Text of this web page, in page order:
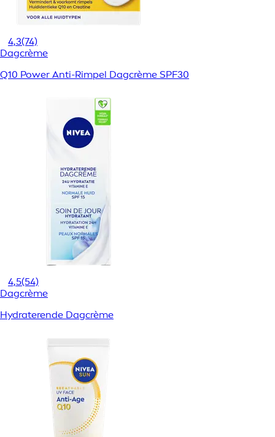
4,3(74)
Dagcrème
Q10 Power Anti-Rimpel Dagcrème SPF30
4,5(54)
Dagcrème
Hydraterende Dagcrème